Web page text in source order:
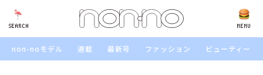
SEARCH MENU
SEARCH
non-noモデル 連載 最新号 ファッション ビューティー